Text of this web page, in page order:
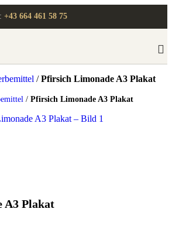
+43 664 461 58 75
/Pfirsich Limonade A3 Plakat
/ Pfirsich Limonade A3 Plakat
A3 Plakat